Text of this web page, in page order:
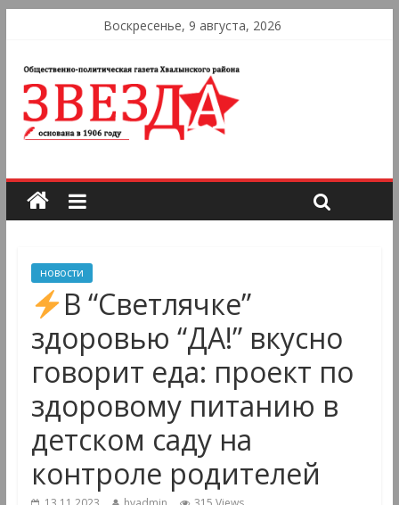
Воскресенье, 9 августа, 2026
новости
В “Светлячке”
здоровью “ДА!” вкусно
говорит еда: проект по
здоровому питанию в
детском саду на
контроле родителей